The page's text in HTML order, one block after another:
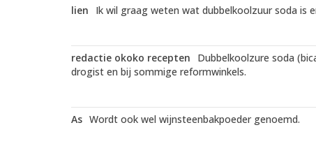
lien
Ik wil graag weten wat dubbelkoolzuur soda is
redactie okoko recepten
Dubbelkoolzure soda
drogist en bij sommige reformwinkels.
As Wordt ook wel wijnsteenbakpoeder genoemd.